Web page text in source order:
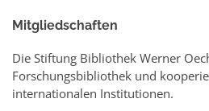
Mitgliedschaften
Die Stiftung Bibliothek Werner
Forschungsbibliothek und
internationalen Institutionen.